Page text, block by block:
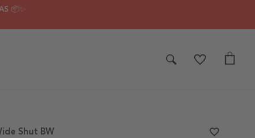
📦✨
Shut BW favorite_border